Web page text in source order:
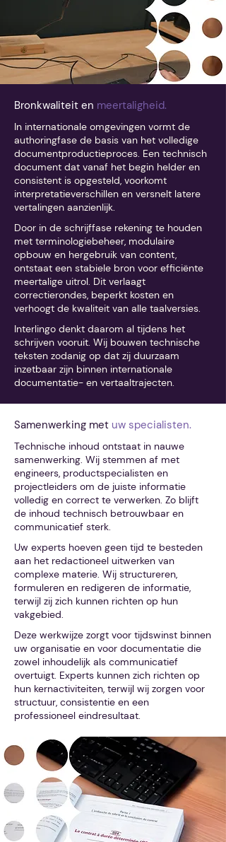
Bronkwaliteit en meertaligheid.
In internationale omgevingen vormt de
authoringfase de basis van het volledige
documentproductieproces. Een technisch
document dat vanaf het begin helder en
consistent is opgesteld, voorkomt
interpretatieverschillen en versnelt latere
vertalingen aanzienlijk.
Door in de schrijffase rekening te houden
met terminologiebeheer, modulaire
opbouw en hergebruik van content,
ontstaat een stabiele bron voor efficiënte
meertalige uitrol. Dit verlaagt
correctierondes, beperkt kosten en
verhoogt de kwaliteit van alle taalversies.
Interlingo denkt daarom al tijdens het
schrijven vooruit. Wij bouwen technische
teksten zodanig op dat zij duurzaam
inzetbaar zijn binnen internationale
documentatie- en vertaaltrajecten.
Samenwerking met uw specialisten.
Technische inhoud ontstaat in nauwe
samenwerking. Wij stemmen af met
engineers, productspecialisten en
projectleiders om de juiste informatie
volledig en correct te verwerken. Zo blijft
de inhoud technisch betrouwbaar en
communicatief sterk.
Uw experts hoeven geen tijd te besteden
aan het redactioneel uitwerken van
complexe materie. Wij structureren,
formuleren en redigeren de informatie,
terwijl zij zich kunnen richten op hun
vakgebied.
Deze werkwijze zorgt voor tijdswinst binnen
uw organisatie en voor documentatie die
zowel inhoudelijk als communicatief
overtuigt. Experts kunnen zich richten op
hun kernactiviteiten, terwijl wij zorgen voor
structuur, consistentie en een
professioneel eindresultaat.